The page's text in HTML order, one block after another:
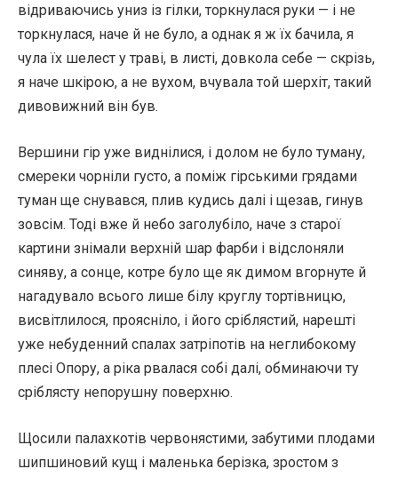
відриваючись униз із гілки, торкнулася руки — і не
торкнулася, наче й не було, а однак я ж їх бачила, я
чула їх шелест у траві, в листі, довкола себе — скрізь,
я наче шкірою, а не вухом, вчувала той шерхіт, такий
дивовижний він був.
Вершини гір уже виднілися, і долом не було туману,
смереки чорніли густо, а поміж гірськими грядами
туман ще снувався, плив кудись далі і щезав, гинув
зовсім. Тоді вже й небо заголубіло, наче з старої
картини знімали верхній шар фарби і відслоняли
синяву, а сонце, котре було ще як димом вгорнуте й
нагадувало всього лише білу круглу тортівницю,
висвітлилося, проясніло, і його сріблястий, нарешті
уже небуденний спалах затріпотів на неглибокому
плесі Опору, а ріка рвалася собі далі, обминаючи ту
сріблясту непорушну поверхню.
Щосили палахкотів червонястими, забутими плодами
шипшиновий кущ і маленька берізка, зростом з